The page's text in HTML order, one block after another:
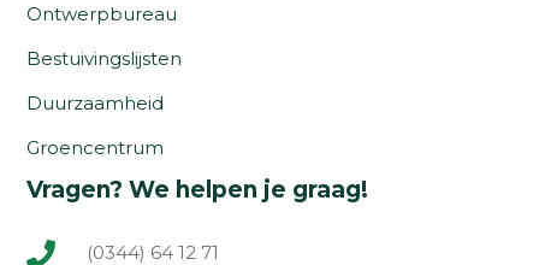
Ontwerpbureau
Bestuivingslijsten
Duurzaamheid
Groencentrum
Vragen? We helpen je graag!
(0344) 64 12 71